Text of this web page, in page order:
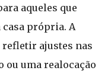
aqueles que
própria. A
ajustes nas
uma realocação